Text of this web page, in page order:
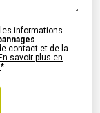
informations
contact et de la
En savoir plus en
*